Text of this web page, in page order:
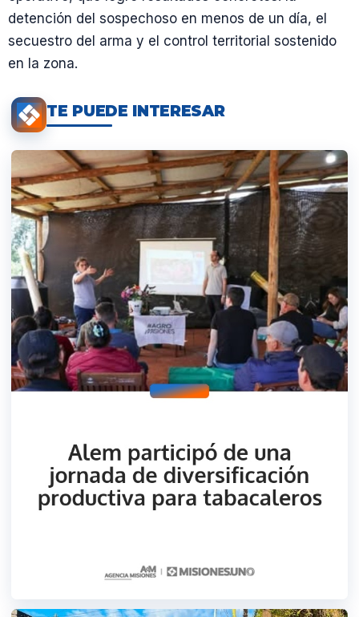
detención del sospechoso en menos de un día, el
secuestro del arma y el control territorial sostenido
en la zona.
TE PUEDE INTERESAR